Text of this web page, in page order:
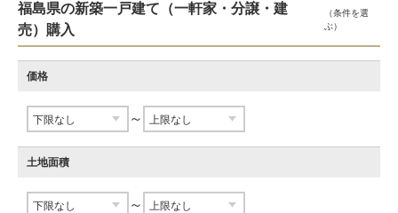
福島県の新築一戸建て（一軒家・分譲・建
売）購入
（条件を選
ぶ）
価格
～
土地面積
～